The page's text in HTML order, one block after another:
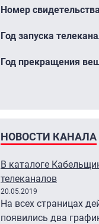
Номер
Год запуска
Год прекращения
НОВОСТИ КАНАЛА
В каталоге
телеканалов
20.05.2019
На всех страницах
появились два